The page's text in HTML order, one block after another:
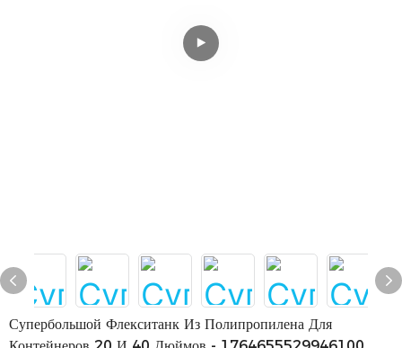
Супербольшой Флекситанк Из Полипропилена Для